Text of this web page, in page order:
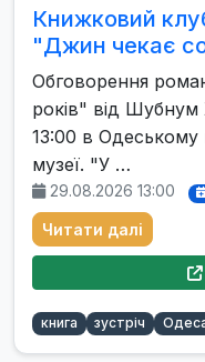
Книжковий
"Джин чекає
Обговорення
років" від Шубнум
13:00 в
музеї. "У …
29.08.2026 13:00
Читати далі
книга зустріч